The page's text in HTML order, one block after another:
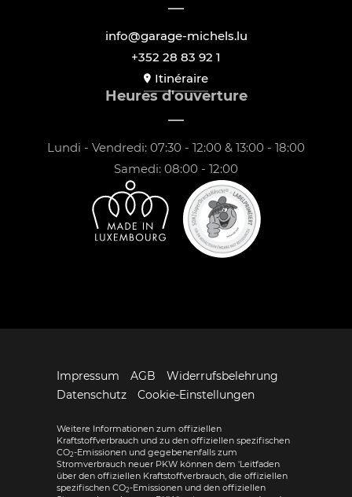
info@garage-michels.lu
+352 28 83 92 1
Itinéraire
Heures d'ouverture
Lundi - Vendredi: 07:30 - 12:00 & 13:00 - 18:00
Samedi: 08:00 - 12:00
Impressum AGB
Widerrufsbelehrung
Datenschutz
Cookie-Einstellungen
Weitere Informationen zum offiziellen
Kraftstoffverbrauch und zu den offiziellen spezifischen
CO2-Emissionen und gegebenenfalls zum
Stromverbrauch neuer PKW können dem 'Leitfaden
über den offiziellen Kraftstoffverbrauch, die offiziellen
spezifischen CO2-Emissionen und den offiziellen